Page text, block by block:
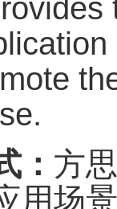
： 方
用场